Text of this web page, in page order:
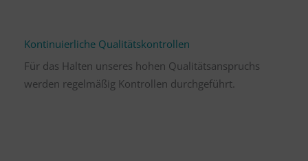
Kontinuierliche Qualitätskontrollen
Für das Halten unseres hohen Qualitätsanspruchs
werden regelmäßig Kontrollen durchgeführt.